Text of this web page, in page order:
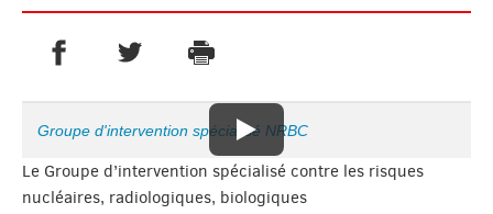
PARTAGER SUR FACEBOOK
PARTAGER SUR TWITTER
IMPRIMER
Groupe d'intervention spécialisé NRBC
Le Groupe d’intervention spécialisé contre les risques
nucléaires, radiologiques, biologiques